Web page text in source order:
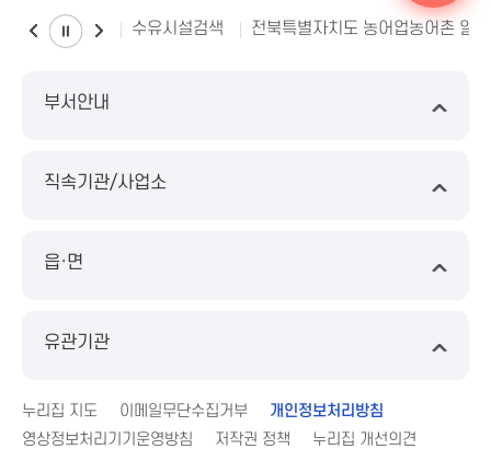
수유시설검색 전북특별자치도 농어업농어촌 일
부서안내
직속기관/사업소
읍·면
유관기관
누리집 지도 이메일무단수집거부
개인정보처리방침
영상정보처리기기운영방침
저작권 정책 누리집 개선의견